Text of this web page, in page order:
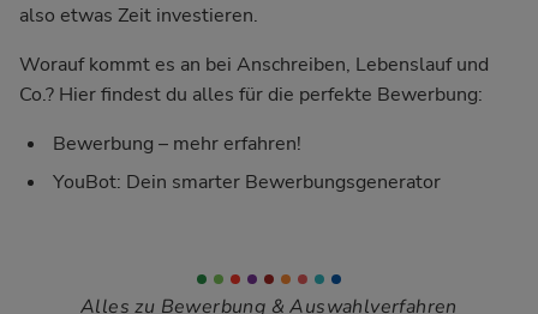
also etwas Zeit investieren.
Worauf kommt es an bei Anschreiben, Lebenslauf und
Co.? Hier findest du alles für die perfekte Bewerbung:
Bewerbung – mehr erfahren!
YouBot: Dein smarter Bewerbungsgenerator
Alles zu Bewerbung & Auswahlverfahren